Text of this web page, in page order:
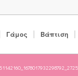
Γάμος Βάπτιση